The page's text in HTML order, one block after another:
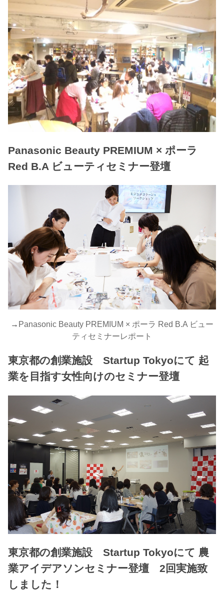
Panasonic Beauty PREMIUM × ポーラ
Red B.A ビューティセミナー登壇
→ Panasonic Beauty PREMIUM × ポーラ Red B.A ビュー
ティセミナーレポート
東京都の創業施設 Startup Tokyoにて 起
業を目指す女性向けのセミナー登壇
東京都の創業施設 Startup Tokyoにて 農
業アイデアソンセミナー登壇 2回実施致
しました！